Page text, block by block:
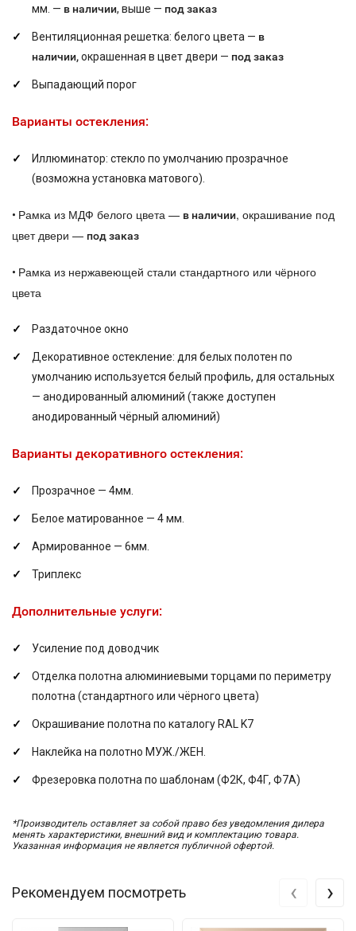
мм. — в наличии, выше — под заказ
Вентиляционная решетка: белого цвета — в
наличии,окрашенная в цвет двери — под заказ
Выпадающий порог
Варианты остекления:
Иллюминатор: стекло по умолчанию прозрачное
(возможна установка матового).
• Рамка из МДФ белого цвета — в наличии, окрашивание под
цвет двери — под заказ
• Рамка из нержавеющей стали стандартного или чёрного
цвета
Раздаточное окно
Декоративное остекление: для белых полотен по
умолчанию используется белый профиль, для остальных
— анодированный алюминий (также доступен
анодированный чёрный алюминий)
Варианты декоративного остекления:
Прозрачное — 4мм.
Белое матированное — 4 мм.
Армированное — 6мм.
Триплекс
Дополнительные услуги:
Усиление под доводчик
Отделка полотна алюминиевыми торцами по периметру
полотна (стандартного или чёрного цвета)
Окрашивание полотна по каталогу RAL K7
Наклейка на полотно МУЖ./ЖЕН.
Фрезеровка полотна по шаблонам (Ф2К, Ф4Г, Ф7А)
*Производитель оставляет за собой право без уведомления дилера
менять характеристики, внешний вид и комплектацию товара.
Указанная информация не является публичной офертой.
Рекомендуем посмотреть ‹ ›